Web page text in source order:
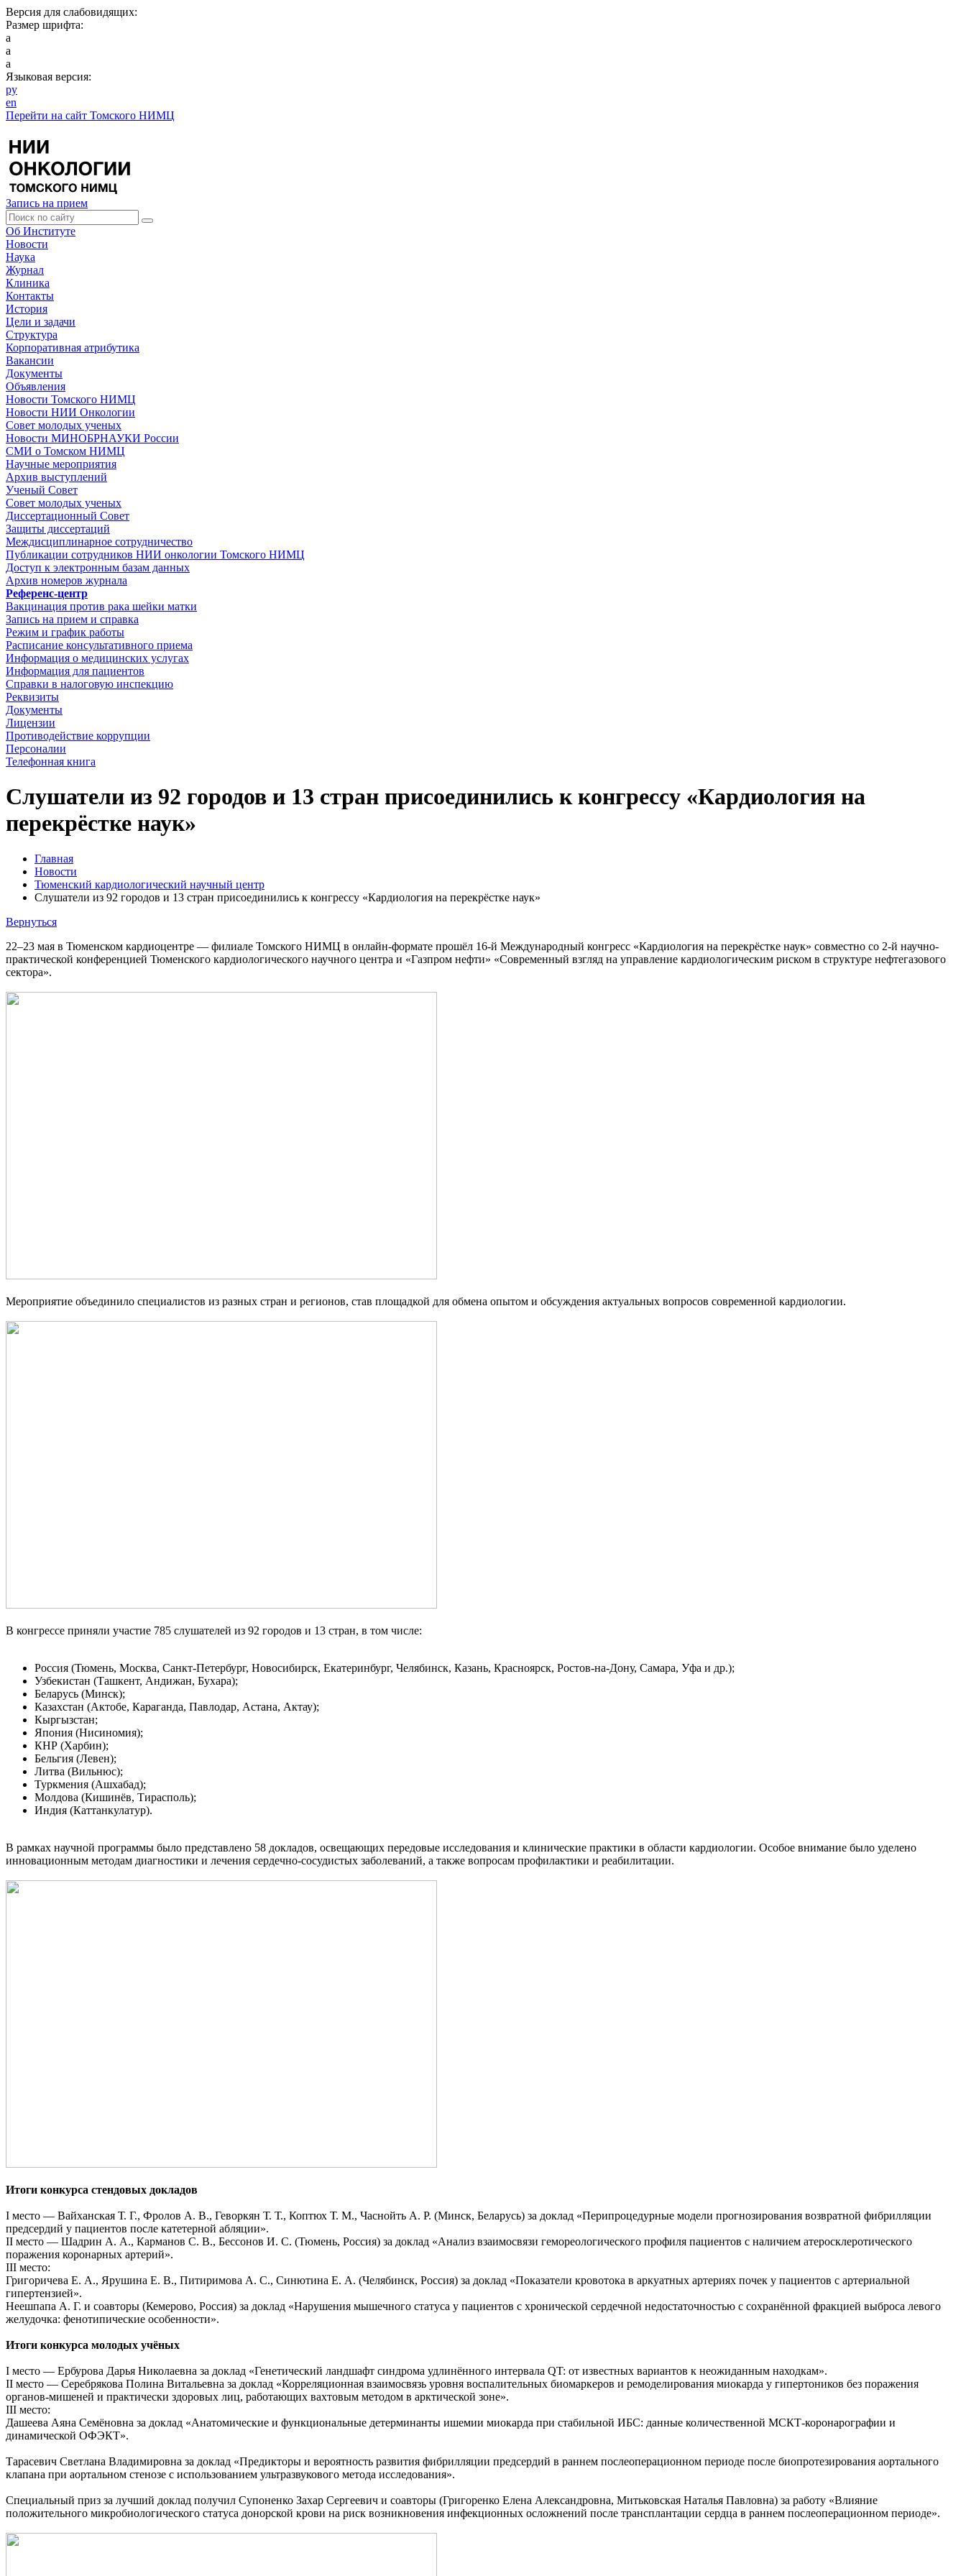
Версия для слабовидящих:
Размер шрифта:
a
a
a
Языковая версия:
ру
en
Перейти на сайт Томского НИМЦ
Запись на прием
Об Институте
Новости
Наука
Журнал
Клиника
Контакты
История
Цели и задачи
Структура
Корпоративная атрибутика
Вакансии
Документы
Объявления
Новости Томского НИМЦ
Новости НИИ Онкологии
Совет молодых ученых
Новости МИНОБРНАУКИ России
СМИ о Томском НИМЦ
Научные мероприятия
Архив выступлений
Ученый Совет
Совет молодых ученых
Диссертационный Совет
Защиты диссертаций
Междисциплинарное сотрудничество
Публикации сотрудников НИИ онкологии Томского НИМЦ
Доступ к электронным базам данных
Архив номеров журнала
Референс-центр
Вакцинация против рака шейки матки
Запись на прием и справка
Режим и график работы
Расписание консультативного приема
Информация о медицинских услугах
Информация для пациентов
Справки в налоговую инспекцию
Реквизиты
Документы
Лицензии
Противодействие коррупции
Персоналии
Телефонная книга
Слушатели из 92 городов и 13 стран присоединились к конгрессу «Кардиология на
перекрёстке наук»
Главная
Новости
Тюменский кардиологический научный центр
Слушатели из 92 городов и 13 стран присоединились к конгрессу «Кардиология на перекрёстке наук»
Вернуться
22–23 мая в Тюменском кардиоцентре — филиале Томского НИМЦ в онлайн‑формате прошёл 16‑й Международный конгресс «Кардиология на перекрёстке наук» совместно со 2-й научно-
практической конференцией Тюменского кардиологического научного центра и «Газпром нефти» «Современный взгляд на управление кардиологическим риском в структуре нефтегазового
сектора».
Мероприятие объединило специалистов из разных стран и регионов, став площадкой для обмена опытом и обсуждения актуальных вопросов современной кардиологии.
В конгрессе приняли участие 785 слушателей из 92 городов и 13 стран, в том числе:
Россия (Тюмень, Москва, Санкт‑Петербург, Новосибирск, Екатеринбург, Челябинск, Казань, Красноярск, Ростов‑на‑Дону, Самара, Уфа и др.);
Узбекистан (Ташкент, Андижан, Бухара);
Беларусь (Минск);
Казахстан (Актобе, Караганда, Павлодар, Астана, Актау);
Кыргызстан;
Япония (Нисиномия);
КНР (Харбин);
Бельгия (Левен);
Литва (Вильнюс);
Туркмения (Ашхабад);
Молдова (Кишинёв, Тирасполь);
Индия (Каттанкулатур).
В рамках научной программы было представлено 58 докладов, освещающих передовые исследования и клинические практики в области кардиологии. Особое внимание было уделено
инновационным методам диагностики и лечения сердечно‑сосудистых заболеваний, а также вопросам профилактики и реабилитации.
Итоги конкурса стендовых докладов
I место — Вайханская Т. Г., Фролов А. В., Геворкян Т. Т., Коптюх Т. М., Часнойть А. Р. (Минск, Беларусь) за доклад «Перипроцедурные модели прогнозирования возвратной фибрилляции
предсердий у пациентов после катетерной абляции».
II место — Шадрин А. А., Карманов С. В., Бессонов И. С. (Тюмень, Россия) за доклад «Анализ взаимосвязи гемореологического профиля пациентов с наличием атеросклеротического
поражения коронарных артерий».
III место:
Григоричева Е. А., Ярушина Е. В., Питиримова А. С., Синютина Е. А. (Челябинск, Россия) за доклад «Показатели кровотока в аркуатных артериях почек у пациентов с артериальной
гипертензией».
Неешпапа А. Г. и соавторы (Кемерово, Россия) за доклад «Нарушения мышечного статуса у пациентов с хронической сердечной недостаточностью с сохранённой фракцией выброса левого
желудочка: фенотипические особенности».
Итоги конкурса молодых учёных
I место — Ербурова Дарья Николаевна за доклад «Генетический ландшафт синдрома удлинённого интервала QT: от известных вариантов к неожиданным находкам».
II место — Серебрякова Полина Витальевна за доклад «Корреляционная взаимосвязь уровня воспалительных биомаркеров и ремоделирования миокарда у гипертоников без поражения
органов‑мишеней и практически здоровых лиц, работающих вахтовым методом в арктической зоне».
III место:
Дашеева Аяна Семёновна за доклад «Анатомические и функциональные детерминанты ишемии миокарда при стабильной ИБС: данные количественной МСКТ‑коронарографии и
динамической ОФЭКТ».
Тарасевич Светлана Владимировна за доклад «Предикторы и вероятность развития фибрилляции предсердий в раннем послеоперационном периоде после биопротезирования аортального
клапана при аортальном стенозе с использованием ультразвукового метода исследования».
Специальный приз за лучший доклад получил Супоненко Захар Сергеевич и соавторы (Григоренко Елена Александровна, Митьковская Наталья Павловна) за работу «Влияние
положительного микробиологического статуса донорской крови на риск возникновения инфекционных осложнений после трансплантации сердца в раннем послеоперационном периоде».